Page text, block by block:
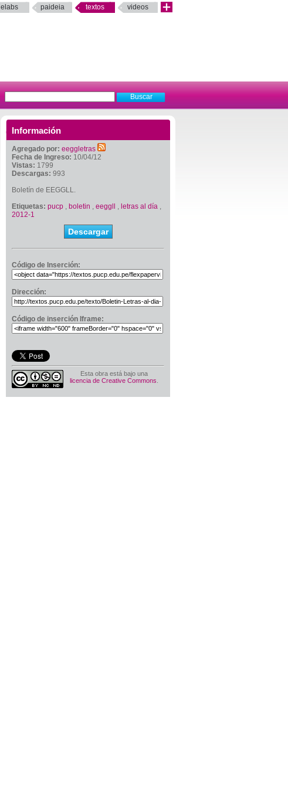
elabs paideia textos videos
Información
Agregado por: eeggletras
Fecha de Ingreso: 10/04/12
Vistas: 1799
Descargas: 993
Boletín de EEGGLL.
Etiquetas: pucp , boletin , eeggll , letras al día ,
2012-1
Descargar
Código de Inserción:
Dirección:
Código de inserción Iframe:
Esta obra está bajo una
licencia de Creative Commons